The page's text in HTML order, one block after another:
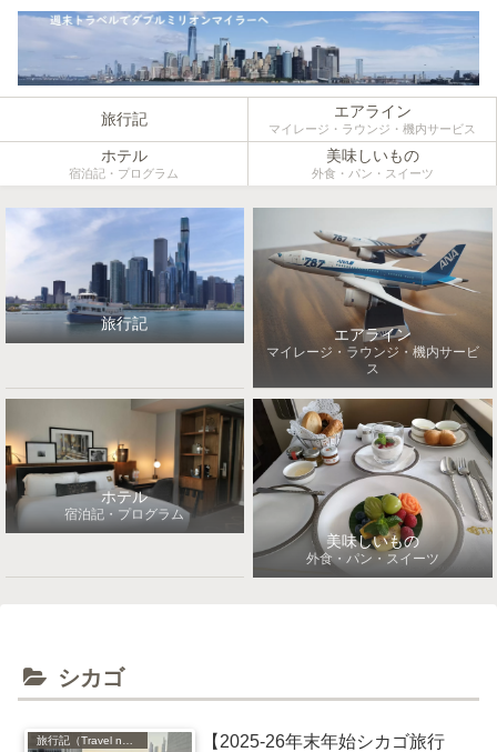
旅行記 エアライン
マイレージ・ラウンジ・機内サービス
ホテル
宿泊記・プログラム
美味しいもの
外食・パン・スイーツ
旅行記
エアライン
マイレージ・ラウンジ・機内サービ
ス
ホテル
宿泊記・プログラム
美味しいもの
外食・パン・スイーツ
シカゴ
【2025-26年末年始シカゴ旅行